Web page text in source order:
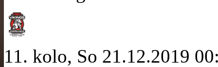
11. kolo, So 21.12.2019